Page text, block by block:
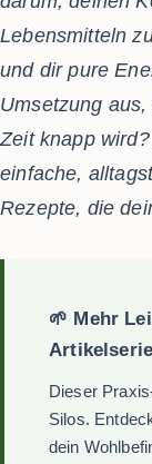
Lebensmitteln
und dir pure
Umsetzung
Zeit knapp
einfache,
Rezepte, die
🌱 Mehr
Dieser
Silos.
dein